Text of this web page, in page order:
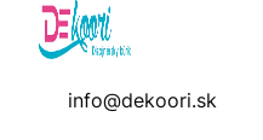
info@dekoori.sk